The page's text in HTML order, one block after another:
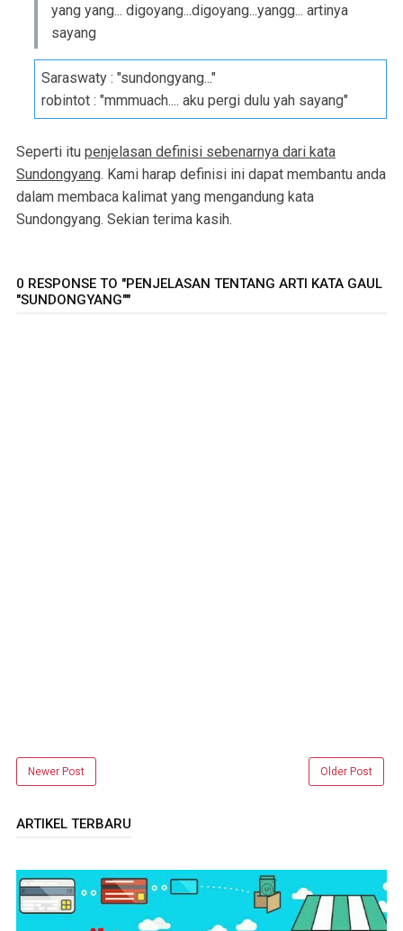
yang yang... digoyang...digoyang...yangg... artinya
sayang
Saraswaty : "sundongyang..."
robintot : "mmmuach.... aku pergi dulu yah sayang"
Seperti itu penjelasan definisi sebenarnya dari kata
Sundongyang. Kami harap definisi ini dapat membantu anda
dalam membaca kalimat yang mengandung kata
Sundongyang. Sekian terima kasih.
0 RESPONSE TO "PENJELASAN TENTANG ARTI KATA GAUL
"SUNDONGYANG""
Newer Post Older Post
ARTIKEL TERBARU